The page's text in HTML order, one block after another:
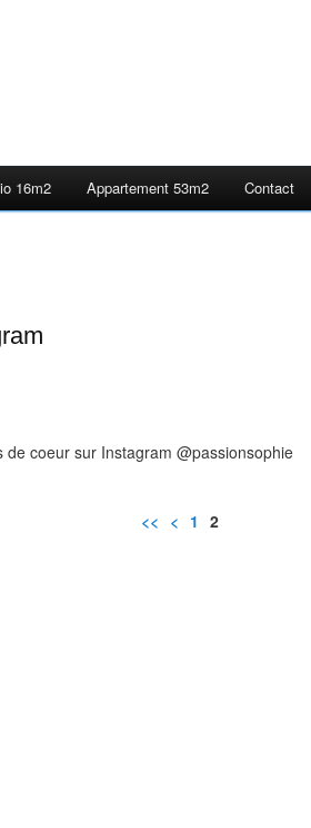
16m2 Appartement 53m2 Contact
de coeur sur Instagram @passionsophie
<< < 1 2